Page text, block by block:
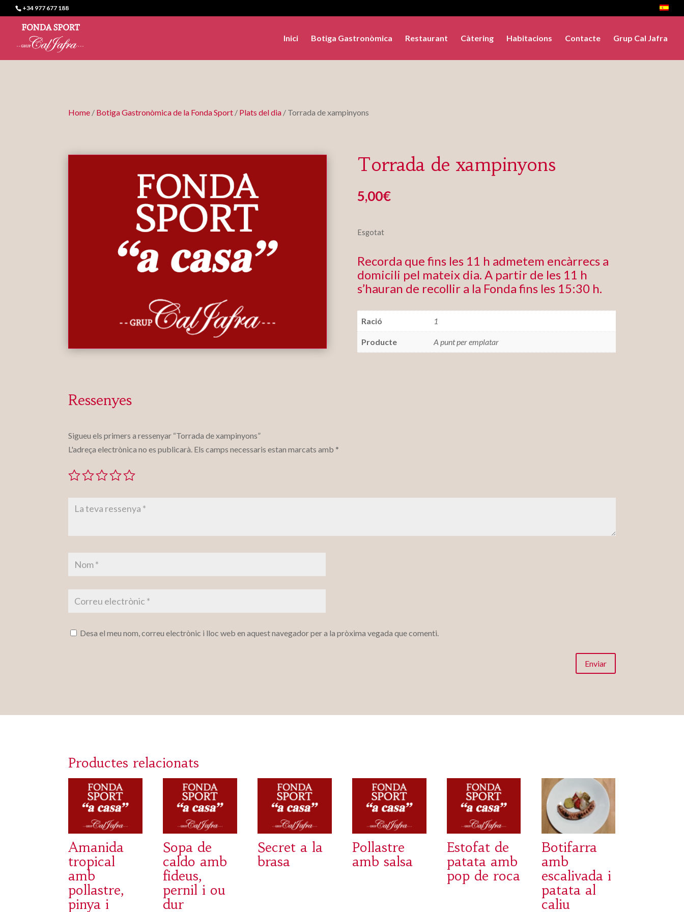
+34 977 677 188
Inici Botiga Gastronòmica Restaurant Càtering Habitacions Contacte Grup Cal Jafra
Home / Botiga Gastronòmica de la Fonda Sport / Plats del dia / Torrada de xampinyons
Torrada de xampinyons
5,00€
Esgotat
Recorda que fins les 11 h admetem encàrrecs a
domicili pel mateix dia. A partir de les 11 h
s’hauran de recollir a la Fonda fins les 15:30 h.
Ració 1
Producte A punt per emplatar
Ressenyes
Sigueu els primers a ressenyar “Torrada de xampinyons”
L'adreça electrònica no es publicarà. Els camps necessaris estan marcats amb *
Desa el meu nom, correu electrònic i lloc web en aquest navegador per a la pròxima vegada que comenti.
Enviar
Productes relacionats
Amanida
tropical
amb
pollastre,
pinya i
Sopa de
caldo amb
fideus,
pernil i ou
dur
Secret a la
brasa
Pollastre
amb salsa
Estofat de
patata amb
pop de roca
Botifarra
amb
escalivada i
patata al
caliu